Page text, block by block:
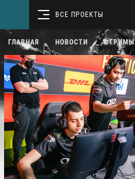
ВСЕ ПРОЕКТЫ
ГЛАВНАЯ НОВОСТИ СТРИМЫ